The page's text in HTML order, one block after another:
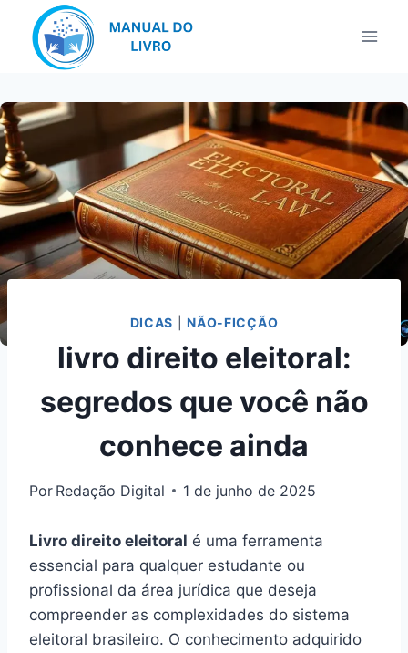
DICAS |NÃO-FICÇÃO
livro direito eleitoral:
segredos que você não
conhece ainda
Por Redação Digital 1 de junho de 2025
Livro direito eleitoral é uma ferramenta
essencial para qualquer estudante ou
profissional da área jurídica que deseja
compreender as complexidades do sistema
eleitoral brasileiro. O conhecimento adquirido